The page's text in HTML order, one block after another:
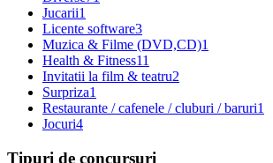
Jucarii1
Licente software3
Muzica & Filme (DVD,CD)1
Health & Fitness11
Invitatii la film & teatru2
Surpriza1
Restaurante / cafenele / cluburi / baruri1
Jocuri4
Tipuri de concursuri